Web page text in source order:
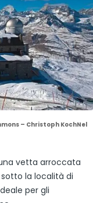
– Christoph KochNel
vetta arroccata
la località di
per gli